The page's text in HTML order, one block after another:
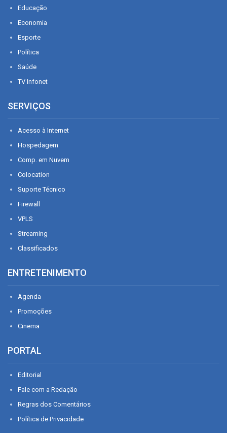
Educação
Economia
Esporte
Política
Saúde
TV Infonet
SERVIÇOS
Acesso à Internet
Hospedagem
Comp. em Nuvem
Colocation
Suporte Técnico
Firewall
VPLS
Streaming
Classificados
ENTRETENIMENTO
Agenda
Promoções
Cinema
PORTAL
Editorial
Fale com a Redação
Regras dos Comentários
Política de Privacidade